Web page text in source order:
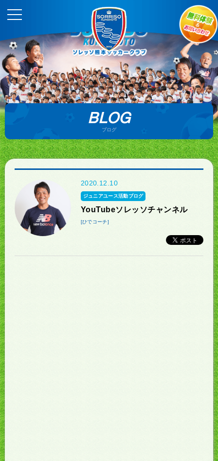
BLOG
ブログ
2020.12.10
ジュニアユース活動ブログ
YouTubeソレッソチャンネル
[ひでコーチ]